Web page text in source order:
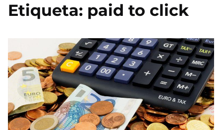
Etiqueta: paid to click